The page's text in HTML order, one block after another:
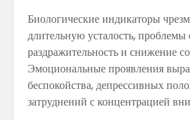
Биологические индикаторы
длительную усталость,
раздражительность и снижение
Эмоциональные проявления
беспокойства, депрессивных
затруднений с концентрацией